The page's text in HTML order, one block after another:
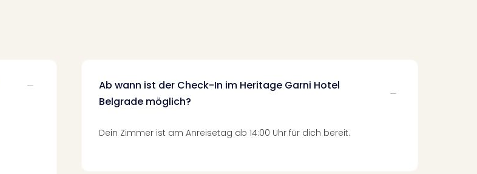
Ab wann ist der Check-In im Heritage Garni Hotel
Belgrade möglich?
Dein Zimmer ist am Anreisetag ab 14:00 Uhr für dich bereit.